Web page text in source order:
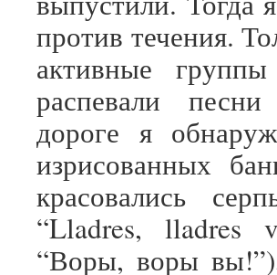
против течения.
активные
распевали
дороге я
изрисованных
красовались
“Lladres, lladres
“Воры, воры